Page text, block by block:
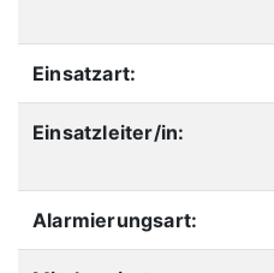
Einsatzart:
Einsatzleiter/in:
Alarmierungsart: